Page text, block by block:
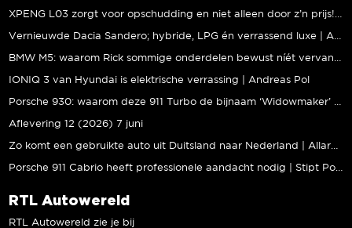
IONIQ 3 van Hyundai is elektrische verrassing | Andreas Pol
Aflevering 12 (2026) 7 juni
RTL Autowereld
RTL Autowereld zie je bij